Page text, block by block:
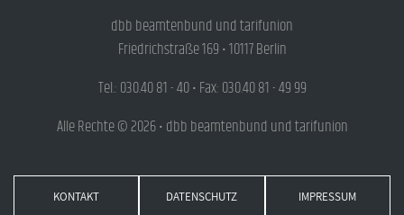
dbb beamtenbund und tarifunion
Friedrichstraße 169 • 10117 Berlin
Tel.: 030.40 81 - 40 • Fax: 030.40 81 - 49 99
Alle Rechte © 2026 • dbb beamtenbund und tarifunion
KONTAKT DATENSCHUTZ IMPRESSUM